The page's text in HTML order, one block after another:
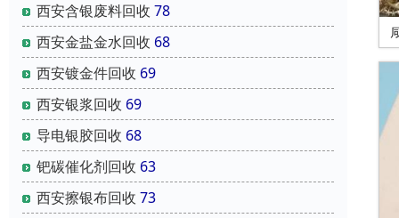
西安含银废料回收 78
西安金盐金水回收 68
西安镀金件回收 69
西安银浆回收 69
导电银胶回收 68
钯碳催化剂回收 63
西安擦银布回收 73